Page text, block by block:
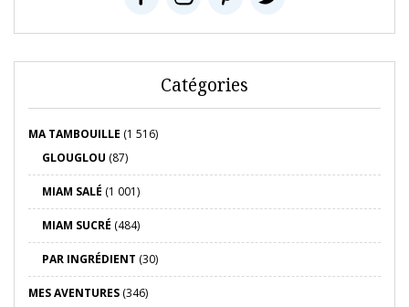
Catégories
MA TAMBOUILLE (1 516)
GLOUGLOU (87)
MIAM SALÉ (1 001)
MIAM SUCRÉ (484)
PAR INGRÉDIENT (30)
MES AVENTURES (346)